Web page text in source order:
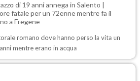
di 19 anni annega in Salento |
fatale per un 72enne mentre fa il
a Fregene
romano dove hanno perso la vita un
mentre erano in acqua